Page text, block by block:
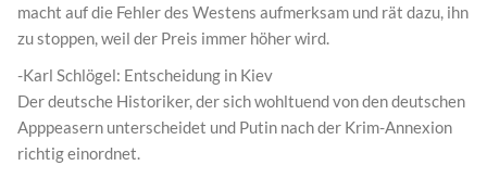
macht auf die Fehler des Westens aufmerksam und rät dazu, ihn
zu stoppen, weil der Preis immer höher wird.
-Karl Schlögel: Entscheidung in Kiev
Der deutsche Historiker, der sich wohltuend von den deutschen
Apppeasern unterscheidet und Putin nach der Krim-Annexion
richtig einordnet.